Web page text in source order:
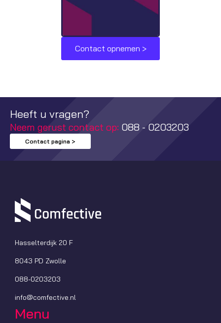
Contact opnemen >
Heeft u vragen?
Neem gerust contact op: 088 - 0203203
Contact pagina >
Hasselterdijk 20 F
8043 PD Zwolle
088-0203203
info@comfective.nl
Menu